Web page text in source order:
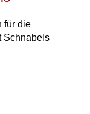
für die
Schnabels